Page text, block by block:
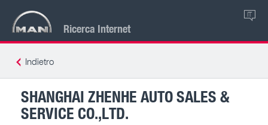
Ricerca Internet
IT
Indietro
SHANGHAI ZHENHE AUTO SALES &
SERVICE CO.,LTD.